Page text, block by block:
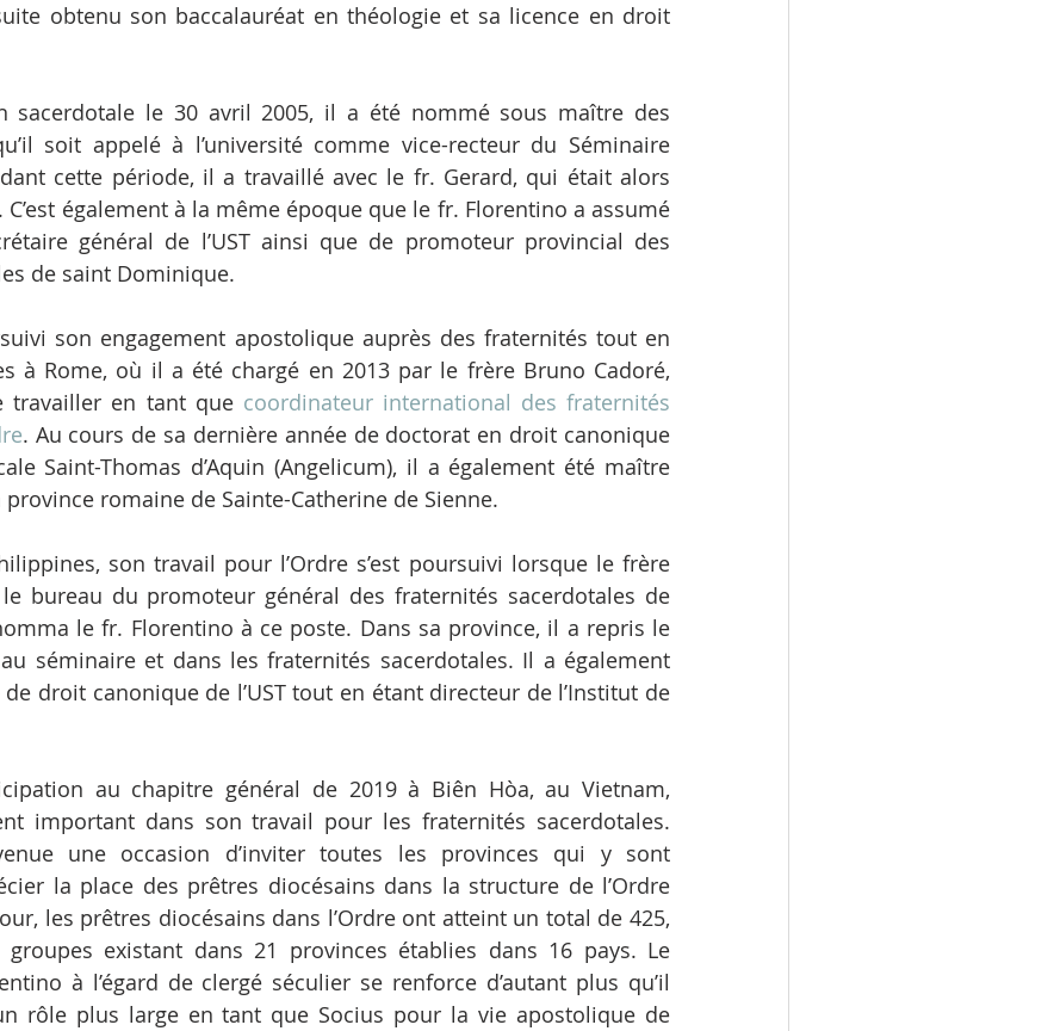
obtenu son baccalauréat en théologie et sa licence en droit
sacerdotale le 30 avril 2005, il a été nommé sous maître des
soit appelé à l’université comme vice-recteur du Séminaire
cette période, il a travaillé avec le fr. Gerard, qui était alors
également à la même époque que le fr. Florentino a assumé
général de l’UST ainsi que de promoteur provincial des
de saint Dominique.
son engagement apostolique auprès des fraternités tout en
à Rome, où il a été chargé en 2013 par le frère Bruno Cadoré,
travailler en tant que coordinateur international des fraternités
. Au cours de sa dernière année de doctorat en droit canonique
Saint-Thomas d’Aquin (Angelicum), il a également été maître
romaine de Sainte-Catherine de Sienne.
son travail pour l’Ordre s’est poursuivi lorsque le frère
bureau du promoteur général des fraternités sacerdotales de
le fr. Florentino à ce poste. Dans sa province, il a repris le
séminaire et dans les fraternités sacerdotales. Il a également
droit canonique de l’UST tout en étant directeur de l’Institut de
au chapitre général de 2019 à Biên Hòa, au Vietnam,
important dans son travail pour les fraternités sacerdotales.
une occasion d’inviter toutes les provinces qui y sont
la place des prêtres diocésains dans la structure de l’Ordre
les prêtres diocésains dans l’Ordre ont atteint un total de 425,
groupes existant dans 21 provinces établies dans 16 pays. Le
à l’égard de clergé séculier se renforce d’autant plus qu’il
rôle plus large en tant que Socius pour la vie apostolique de